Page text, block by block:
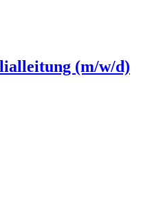
(m/w/d)